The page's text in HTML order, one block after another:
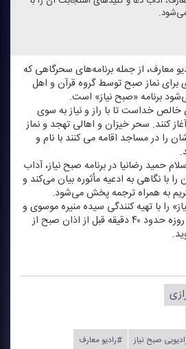
می‌شود.
معارف، از جمله برنامه‌های سحرگاهی كه
نماز صبح توسط گروه قرآن و اهل
برنامه «صبح نیاز» است.
خداست تا با راز و نیاز به سوی
كنند. سحر خیزان و اهالی تهجد و نماز
را در مساجد اقامه می كنند با نام و
حمید رضا‌نیا در برنامه صبح نیاز، آداب
با نگاهی به ادعیه مأثوره بیان می‌كند و
به همراه ترجمه پخش می‌شود.
را با تهیه كنندگی سیده منیره موسوی و
اجرای رضا هدایت‌فر، همه روزه حدود ۴۰ دقیقه قبل از اذان صبح از
صبح نیاز
#رادیو معارف